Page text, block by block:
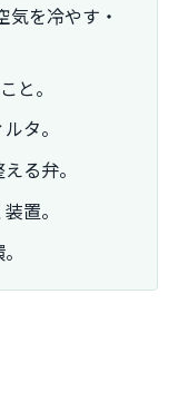
気を冷やす・
と。
タ。
る弁。
置。